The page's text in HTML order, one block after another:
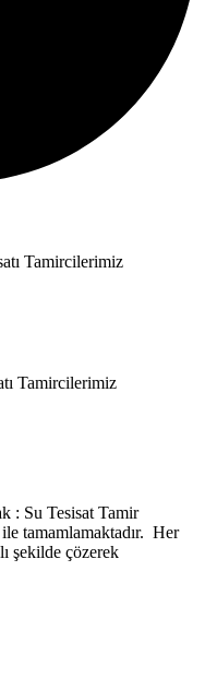
Tamircilerimiz
Tamircilerimiz
: Su Tesisat Tamir
tamamlamaktadır. Her
şekilde çözerek